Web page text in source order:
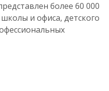
более 60 000
и офиса, детского